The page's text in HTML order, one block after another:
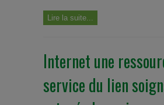
Lire la suite...
Internet une
service du lien